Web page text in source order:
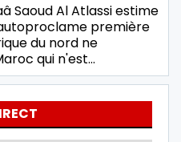
Saoud Al Atlassi estime
première
du nord ne
qui n'est…